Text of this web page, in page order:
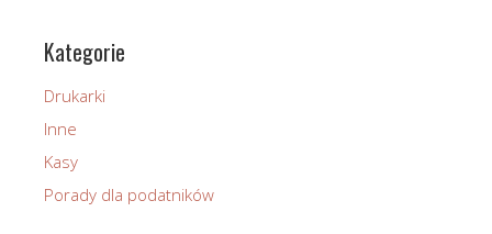
Kategorie
Drukarki
Inne
Kasy
Porady dla podatników